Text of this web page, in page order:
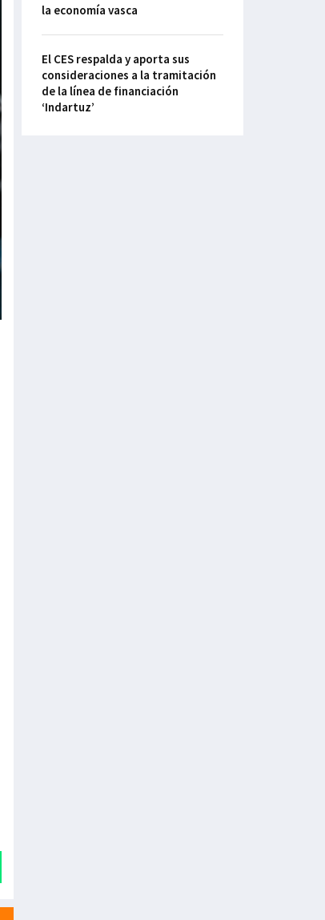
la economía vasca
El CES respalda y aporta sus
consideraciones a la tramitación
de la línea de financiación
‘Indartuz’